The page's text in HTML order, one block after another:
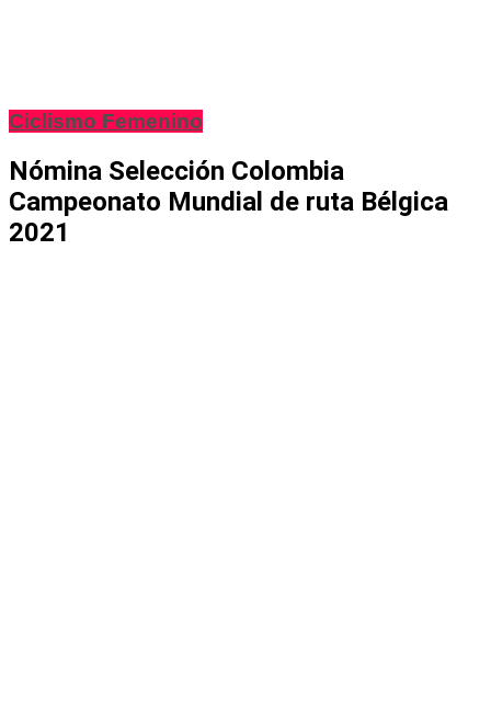
Ciclismo Femenino
Nómina Selección Colombia
Campeonato Mundial de ruta Bélgica
2021